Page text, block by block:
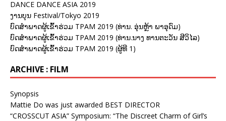
DANCE DANCE ASIA 2019
ງານບຸນ Festival/Tokyo 2019
ບົດສຳພາດຜູ້ເຂົ້າຮ່ວມ TPAM 2019 (ທ່ານ. ອຸ່ນຫຼ້າ ພາອຸດົມ)
ບົດສຳພາດຜູ້ເຂົ້າຮ່ວມ TPAM 2019 (ທ່ານ.ນາງ ທານຕະວັນ ສີວິໄລ)
ບົດສຳພາດຜູ້ເຂົ້າຮ່ວມ TPAM 2019 (ຜູ້ທີ 1)
ARCHIVE : FILM
Synopsis
Mattie Do was just awarded BEST DIRECTOR
“CROSSCUT ASIA” Symposium: “The Discreet Charm of Girl’s